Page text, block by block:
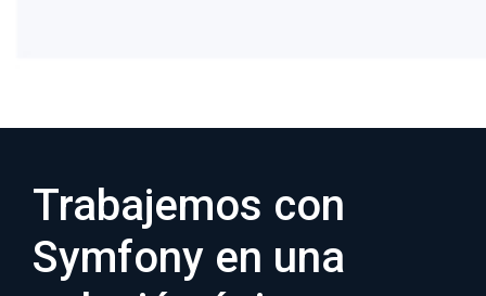
Trabajemos con
Symfony en una